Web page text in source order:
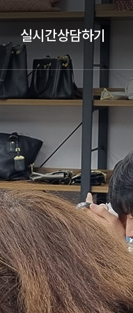
실시간상담하기
실시간상담하기